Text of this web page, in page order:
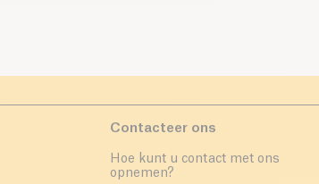
Contacteer ons
Hoe kunt u contact met ons
opnemen?